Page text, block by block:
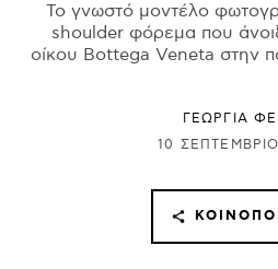
Το γνωστό μοντέλο
shoulder φόρεμα που
οίκου Bottega Veneta στην
ΓΕΩΡΓΙΑ
10